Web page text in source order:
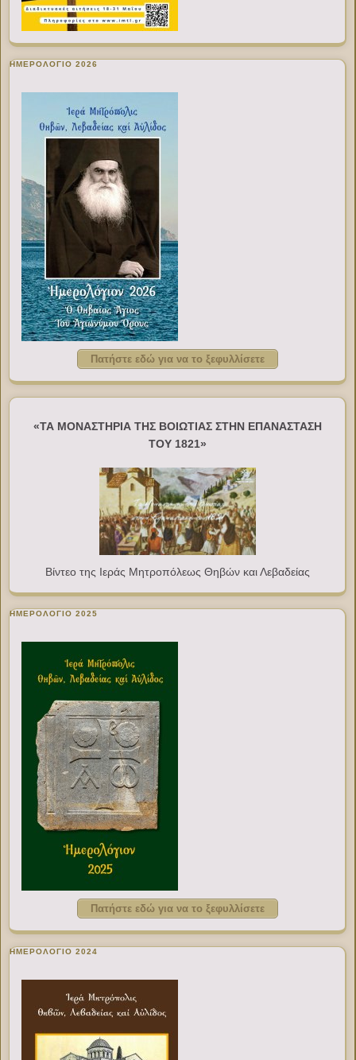
ΗΜΕΡΟΛΟΓΙΟ 2026
Πατήστε εδώ για να το ξεφυλλίσετε
«ΤΑ ΜΟΝΑΣΤΗΡΙΑ ΤΗΣ ΒΟΙΩΤΙΑΣ ΣΤΗΝ ΕΠΑΝΑΣΤΑΣΗ
ΤΟΥ 1821»
Βίντεο της Ιεράς Μητροπόλεως Θηβών και Λεβαδείας
ΗΜΕΡΟΛΟΓΙΟ 2025
Πατήστε εδώ για να το ξεφυλλίσετε
ΗΜΕΡΟΛΟΓΙΟ 2024